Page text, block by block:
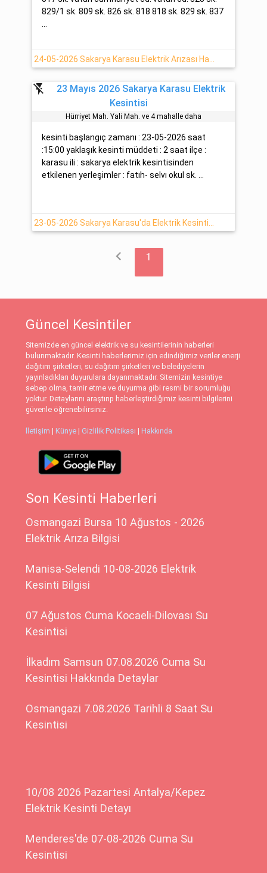
829/1 sk. 809 sk. 826 sk. 818 818 sk. 829 sk. 837
flash_off
23 Mayıs 2026 Sakarya Karasu Elektrik
Kesintisi
Hürri̇yet Mah. Yali Mah. ve 4 mahalle daha
kesinti başlangıç zamanı : 23-05-2026 saat
:15:00 yaklaşık kesinti müddeti : 2 saat ilçe :
karasu ili : sakarya elektrik kesintisinden
etkilenen yerleşimler : fatıh- selvı okul sk. ...
chevron_left 1
Güncel Kesintiler
Sitemizde en güncel elektrik ve su kesintilerinin haberleri
bulunmaktadır. Kesinti haberlerimiz için edindiğimiz veriler enerji
dağıtım şirketleri, su dağıtım şirketleri ve belediyelerin
yayınladıkları duyurulara dayanmaktadır. Sitemizin kesintiye
sebep olma, tamir etme ve duyurma gibi resmi bir sorumluğu
yoktur. Detaylarını araştırıp haberleştirdiğimiz kesinti bilgilerini
güvenle öğrenebilirsiniz.
İletişim | Künye | Gizlilik Politikası | Hakkında
Son Kesinti Haberleri
Osmangazi Bursa 10 Ağustos - 2026
Elektrik Arıza Bilgisi
Manisa-Selendi 10-08-2026 Elektrik
Kesinti Bilgisi
07 Ağustos Cuma Kocaeli-Dilovası Su
Kesintisi
İlkadım Samsun 07.08.2026 Cuma Su
Kesintisi Hakkında Detaylar
Osmangazi 7.08.2026 Tarihli 8 Saat Su
Kesintisi
10/08 2026 Pazartesi Antalya/Kepez
Elektrik Kesinti Detayı
Menderes'de 07-08-2026 Cuma Su
Kesintisi